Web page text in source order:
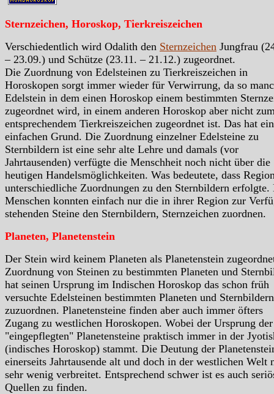
Sternzeichen, Horoskop, Tierkreiszeichen
Verschiedentlich wird Odalith den Sternzeichen Jungfrau
– 23.09.) und Schütze (23.11. – 21.12.) zugeordnet.
Die Zuordnung von Edelsteinen zu Tierkreiszeichen in
Horoskopen sorgt immer wieder für Verwirrung, da so
Edelstein in dem einen Horoskop einem bestimmten
zugeordnet wird, in einem anderen Horoskop aber nicht
entsprechendem Tierkreiszeichen zugeordnet ist. Das hat
einfachen Grund. Die Zuordnung einzelner Edelsteine zu
Sternbildern ist eine sehr alte Lehre und damals (vor
Jahrtausenden) verfügte die Menschheit noch nicht über die
heutigen Handelsmöglichkeiten. Was bedeutete, dass
unterschiedliche Zuordnungen zu den Sternbildern erfolgte.
Menschen konnten einfach nur die in ihrer Region zur
stehenden Steine den Sternbildern, Sternzeichen zuordnen.
Planeten, Planetenstein
Der Stein wird keinem Planeten als Planetenstein
Zuordnung von Steinen zu bestimmten Planeten und
hat seinen Ursprung im Indischen Horoskop das schon früh
versuchte Edelsteinen bestimmten Planeten und Sternbildern
zuzuordnen. Planetensteine finden aber auch immer öfters
Zugang zu westlichen Horoskopen. Wobei der Ursprung der
"eingepflegten" Planetensteine praktisch immer in der
(indisches Horoskop) stammt. Die Deutung der
einerseits Jahrtausende alt und doch in der westlichen Welt
sehr wenig verbreitet. Entsprechend schwer ist es auch
Quellen zu finden.